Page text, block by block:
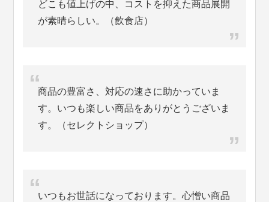
どこも値上げの中、コストを抑えた商品展開
が素晴らしい。（飲食店）
商品の豊富さ、対応の速さに助かっていま
す。いつも楽しい商品をありがとうございま
す。（セレクトショップ）
いつもお世話になっております。心憎い商品